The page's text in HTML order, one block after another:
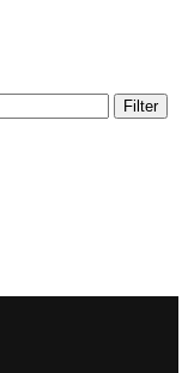
Filter